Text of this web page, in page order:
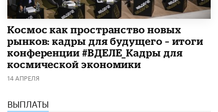
Космос как пространство новых
рынков: кадры для будущего – итоги
конференции #ВДЕЛЕ_Кадры для
космической экономики
14 АПРЕЛЯ
ВЫПЛАТЫ